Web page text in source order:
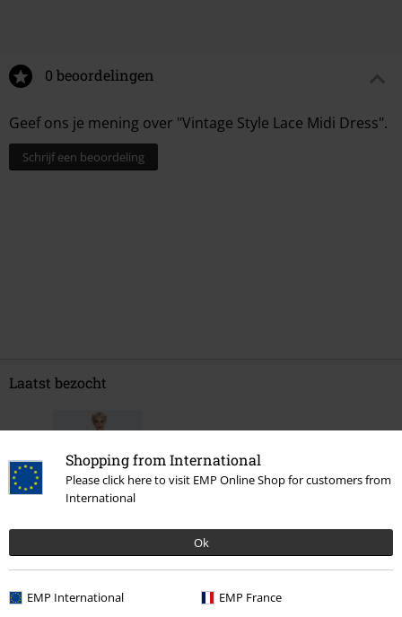
Shopping from International
Please click here to visit EMP Online Shop for customers from
International
Ok
EMP International EMP France
0 beoordelingen
Geef ons je mening over "Vintage Style Lace Midi Dress".
Schrijf een beoordeling
Laatst bezocht